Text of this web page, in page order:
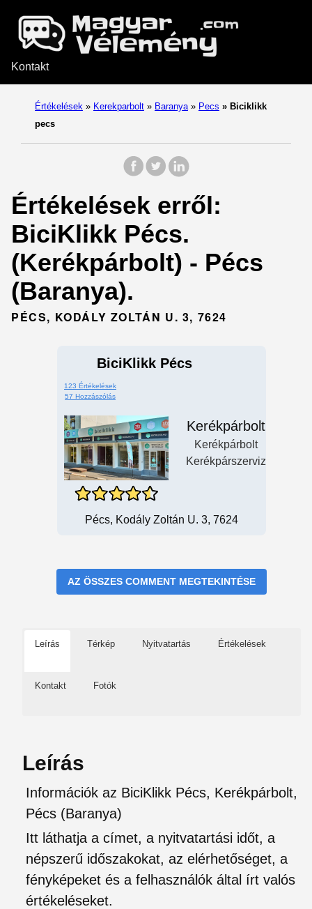
Kontakt
Értékelések » Kerekparbolt » Baranya » Pecs » Biciklikk
pecs
Értékelések erről:
BiciKlikk Pécs.
(Kerékpárbolt) - Pécs
(Baranya).
PÉCS, KODÁLY ZOLTÁN U. 3, 7624
BiciKlikk Pécs
123 Értékelések
57 Hozzászólás
Kerékpárbolt
Kerékpárbolt
Kerékpárszerviz
Pécs, Kodály Zoltán U. 3, 7624
AZ ÖSSZES COMMENT MEGTEKINTÉSE
Leírás Térkép Nyitvatartás Értékelések
Kontakt Fotók
Leírás
Információk az BiciKlikk Pécs, Kerékpárbolt,
Pécs (Baranya)
Itt láthatja a címet, a nyitvatartási időt, a
népszerű időszakokat, az elérhetőséget, a
fényképeket és a felhasználók által írt valós
értékeléseket.